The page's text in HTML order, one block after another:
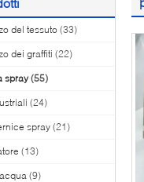
del tessuto(33)
dei graffiti (22)
spray(55)
(24)
spray (21)
(13)
(9)